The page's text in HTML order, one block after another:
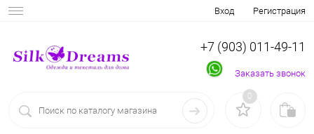
Вход Регистрация
+7 (903) 011-49-11
Заказать звонок
0